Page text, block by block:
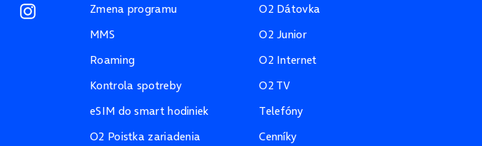
Zmena programu
MMS
Roaming
Kontrola spotreby
eSIM do smart hodiniek
O2 Poistka zariadenia
O2 Dátovka
O2 Junior
O2 Internet
O2 TV
Telefóny
Cenníky